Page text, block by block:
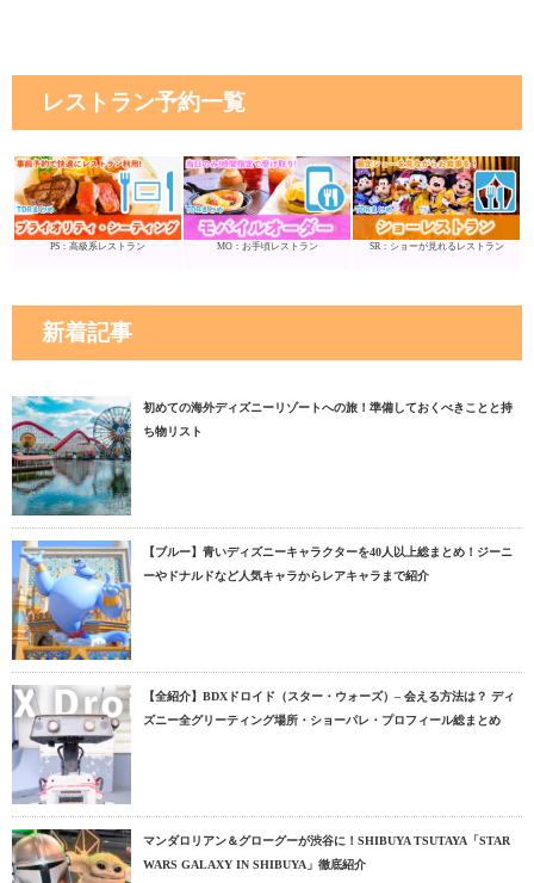
レストラン予約一覧
PS：高級系レストラン MO：お手頃レストラン SR：ショーが見れるレストラン
新着記事
初めての海外ディズニーリゾートへの旅！準備しておくべきことと持
ち物リスト
【ブルー】青いディズニーキャラクターを40人以上総まとめ！ジーニ
ーやドナルドなど人気キャラからレアキャラまで紹介
【全紹介】BDXドロイド（スター・ウォーズ）– 会える方法は？ ディ
ズニー全グリーティング場所・ショーパレ・プロフィール総まとめ
マンダロリアン＆グローグーが渋谷に！SHIBUYA TSUTAYA「STAR
WARS GALAXY IN SHIBUYA」徹底紹介